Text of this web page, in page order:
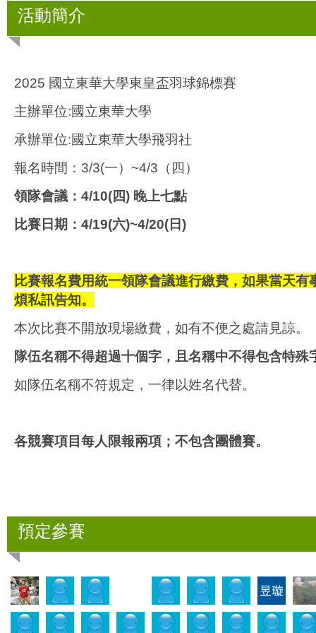
活動簡介
2025 國立東華大學東皇盃羽球錦標賽
主辦單位:國立東華大學
承辦單位:國立東華大學飛羽社
報名時間：3/3(一）~4/3（四）
領隊會議：4/10(四) 晚上七點
比賽日期：4/19(六)~4/20(日)
比賽報名費用統一領隊會議進行繳費，如果當天有
煩私訊告知。
本次比賽不開放現場繳費，如有不便之處請見諒。
隊伍名稱不得超過十個字，且名稱中不得包含特殊
如隊伍名稱不符規定，一律以姓名代替。
各競賽項目每人限報兩項；不包含團體賽。
預定參賽